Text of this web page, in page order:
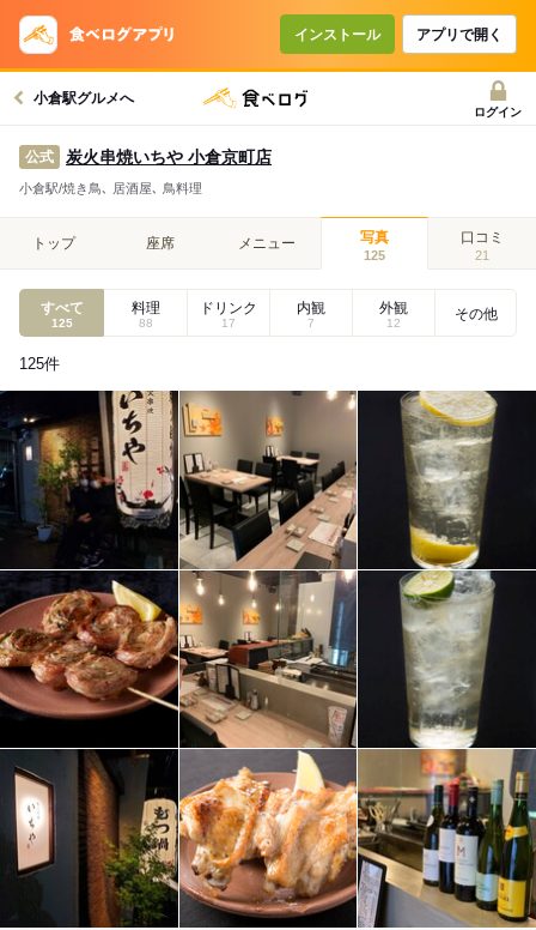
インストール アプリで開く
小倉駅グルメへ
ログイン
公式 炭火串焼いちや 小倉京町店
小倉駅/焼き鳥､ 居酒屋､ 鳥料理
トップ 座席 メニュー 写真
125
口コミ
21
すべて
125
料理
88
ドリンク
17
内観
7
外観
12
その他
125件